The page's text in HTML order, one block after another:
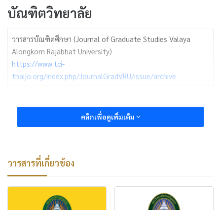
บัณฑิตวิทยาลัย
วารสารบัณฑิตศึกษา (Journal of Graduate Studies Valaya
Alongkorn Rajabhat University)
https://www.tci-
thaijo.org/index.php/JournalGradVRU/issue/archive
มนุษยศาสตร์และสังคมศาสตร์
คลิกเพื่อดูเพิ่มเติม
วารสารที่เกี่ยวข้อง